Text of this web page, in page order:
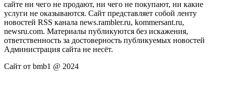
сайте ни чего не продают, ни чего не покупают, ни какие
услуги не оказываются. Сайт представляет собой ленту
новостей RSS канала news.rambler.ru, kommersant.ru,
newsru.com. Материалы публикуются без искажения,
ответственность за достоверность публикуемых новостей
Администрация сайта не несёт.
Сайт от bmb1 @ 2024